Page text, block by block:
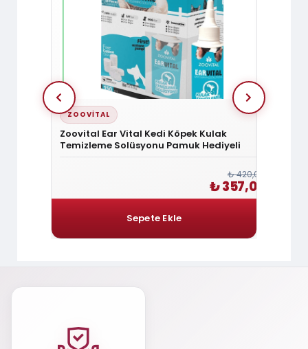
ZOOVITAL
Zoovital Ear Vital Kedi Köpek Kulak
Temizleme Solüsyonu Pamuk Hediyeli
₺ 420,00
₺ 357,00